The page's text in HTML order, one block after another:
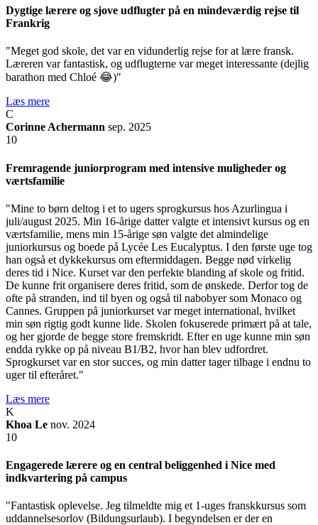
Dygtige lærere og sjove udflugter på en mindeværdig rejse til
Frankrig
"Meget god skole, det var en vidunderlig rejse for at lære fransk.
Læreren var fantastisk, og udflugterne var meget interessante (dejlig
barathon med Chloé 😂)"
Læs mere
C
Corinne Achermann sep. 2025
10
Fremragende juniorprogram med intensive muligheder og
værtsfamilie
"Mine to børn deltog i et to ugers sprogkursus hos Azurlingua i
juli/august 2025. Min 16-årige datter valgte et intensivt kursus og en
værtsfamilie, mens min 15-årige søn valgte det almindelige
juniorkursus og boede på Lycée Les Eucalyptus. I den første uge tog
han også et dykkekursus om eftermiddagen. Begge nød virkelig
deres tid i Nice. Kurset var den perfekte blanding af skole og fritid.
De kunne frit organisere deres fritid, som de ønskede. Derfor tog de
ofte på stranden, ind til byen og også til nabobyer som Monaco og
Cannes. Gruppen på juniorkurset var meget international, hvilket
min søn rigtig godt kunne lide. Skolen fokuserede primært på at tale,
og her gjorde de begge store fremskridt. Efter en uge kunne min søn
endda rykke op på niveau B1/B2, hvor han blev udfordret.
Sprogkurset var en stor succes, og min datter tager tilbage i endnu to
uger til efteråret."
Læs mere
K
Khoa Le nov. 2024
10
Engagerede lærere og en central beliggenhed i Nice med
indkvartering på campus
"Fantastisk oplevelse. Jeg tilmeldte mig et 1-uges franskkursus som
uddannelsesorlov (Bildungsurlaub). I begyndelsen er der en